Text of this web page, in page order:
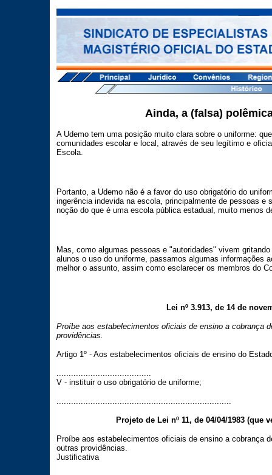
Ainda, a (falsa)
A Udemo tem uma posição muito clara sobre o uniforme:
comunidades escolar e local, através de seu legítimo e
Escola.
Portanto, a Udemo não é a favor do uso obrigatório do
ingerência indevida na escola, principalmente de pessoas e
noção do que é uma escola pública estadual, muito menos
Mas, como algumas pessoas e "autoridades" vivem
alunos o uso do uniforme, passamos algumas informações
melhor o assunto, assim como esclarecer os membros do
Lei nº 3.913, de 14 de
Proíbe aos estabelecimentos oficiais de ensino a cobrança
providências.
Artigo 1º - Aos estabelecimentos oficiais de ensino do
.......................................
V - instituir o uso obrigatório de uniforme;
........................................................................
Projeto de Lei nº 11, de 04/04/1983 (que
Proíbe aos estabelecimentos oficiais de ensino a cobrança
outras providências.
Justificativa